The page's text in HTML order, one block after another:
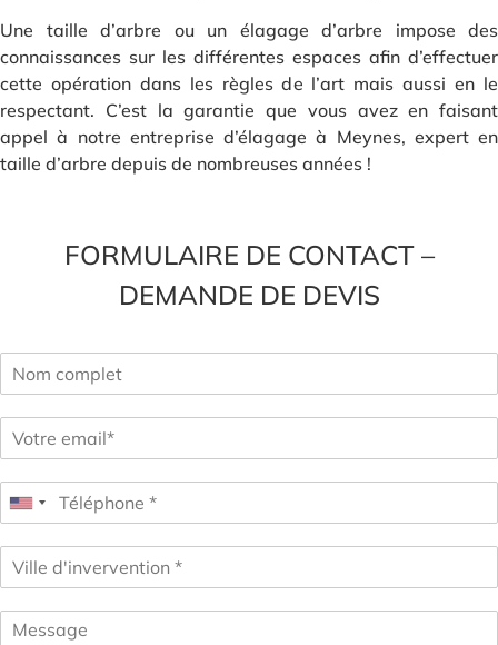
Une taille d’arbre ou un élagage d’arbre impose des
connaissances sur les différentes espaces afin d’effectuer
cette opération dans les règles de l’art mais aussi en le
respectant. C’est la garantie que vous avez en faisant
appel à notre entreprise d’élagage à Meynes, expert en
taille d’arbre depuis de nombreuses années !
FORMULAIRE DE CONTACT –
DEMANDE DE DEVIS